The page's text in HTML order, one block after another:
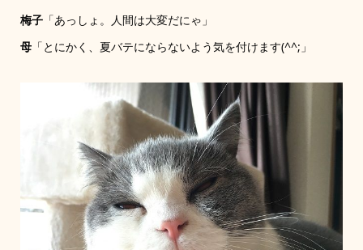
梅子「あっしょ。人間は大変だにゃ」
母「とにかく、夏バテにならないよう気を付けます(^^;」